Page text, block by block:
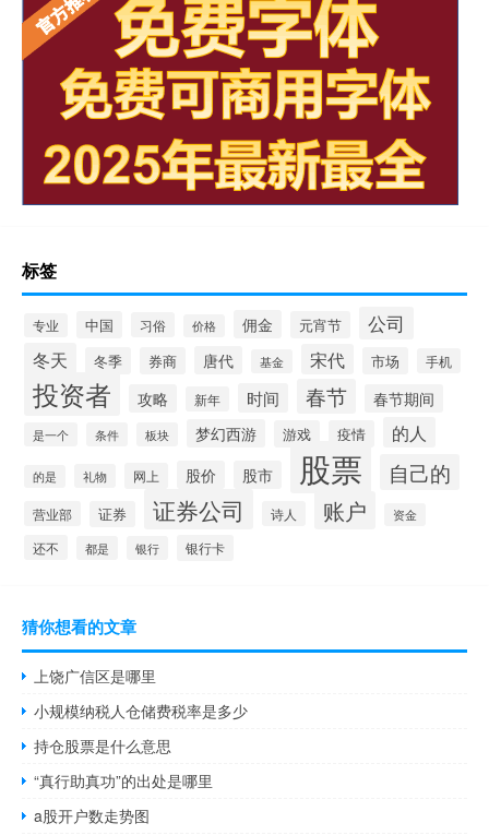
标签
专业 中国 习俗 价格 佣金 元宵节
公司
冬天
冬季 券商 唐代 基金 宋代 市场 手机
投资者 攻略 新年 时间 春节 春节期间
是一个 条件 板块 梦幻西游 游戏 疫情 的人
的是 礼物 网上 股价 股市 股票 自己的
营业部 证券 证券公司 诗人 账户 资金
还不 都是 银行 银行卡
猜你想看的文章
上饶广信区是哪里
小规模纳税人仓储费税率是多少
持仓股票是什么意思
“真行助真功”的出处是哪里
a股开户数走势图